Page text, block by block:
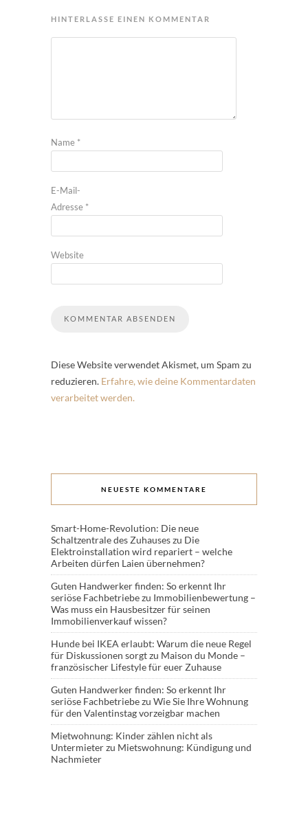
HINTERLASSE EINEN KOMMENTAR
Name *
E-Mail-
Adresse *
Website
Diese Website verwendet Akismet, um Spam zu
reduzieren. Erfahre, wie deine Kommentardaten
verarbeitet werden.
NEUESTE KOMMENTARE
Smart-Home-Revolution: Die neue
Schaltzentrale des Zuhauseszu Die
Elektroinstallation wird repariert – welche
Arbeiten dürfen Laien übernehmen?
Guten Handwerker finden: So erkennt Ihr
seriöse Fachbetriebezu Immobilienbewertung –
Was muss ein Hausbesitzer für seinen
Immobilienverkauf wissen?
Hunde bei IKEA erlaubt: Warum die neue Regel
für Diskussionen sorgtzu Maison du Monde –
französischer Lifestyle für euer Zuhause
Guten Handwerker finden: So erkennt Ihr
seriöse Fachbetriebezu Wie Sie Ihre Wohnung
für den Valentinstag vorzeigbar machen
Mietwohnung: Kinder zählen nicht als
Untermieterzu Mietswohnung: Kündigung und
Nachmieter